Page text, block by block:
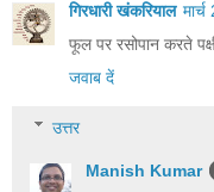
गिरधारी खंकरियाल
फूल पर रसोपान करते
जवाब दें
उत्तर
Manish Kumar